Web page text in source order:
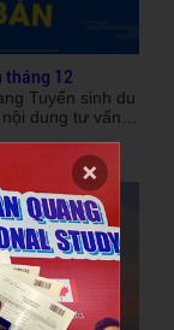
tháng 12
Tuyển sinh du
dung tư vấn
chương trình